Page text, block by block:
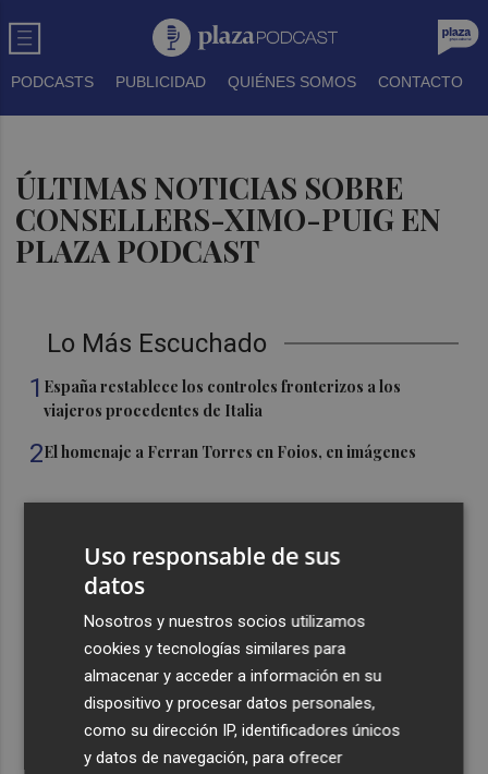
PODCASTS PUBLICIDAD QUIÉNES SOMOS CONTACTO
ÚLTIMAS NOTICIAS SOBRE
CONSELLERS-XIMO-PUIG EN
PLAZA PODCAST
Lo Más Escuchado
1 España restablece los controles fronterizos a los
viajeros procedentes de Italia
2El homenaje a Ferran Torres en Foios, en imágenes
Foios se vuelca con Ferran Torres
Las '200 vidas' que llevaron a Paco Rabal de Águilas a la
cima del cine: un documental recupera la voz y la mirada
del actor
Uso responsable de sus
datos
Nosotros y nuestros socios utilizamos
cookies y tecnologías similares para
almacenar y acceder a información en su
dispositivo y procesar datos personales,
como su dirección IP, identificadores únicos
y datos de navegación, para ofrecer